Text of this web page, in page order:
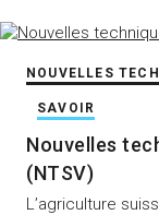
NOUVELLES
SAVOIR
Nouvelles
(NTSV)
L’agriculture